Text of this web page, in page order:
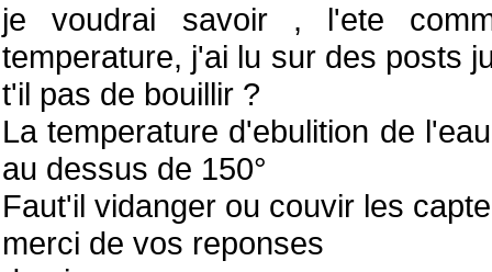
je voudrai savoir , l'ete
temperature, j'ai lu sur des posts
t'il pas de bouillir ?
La temperature d'ebulition de
au dessus de 150°
Faut'il vidanger ou couvir les
merci de vos reponses